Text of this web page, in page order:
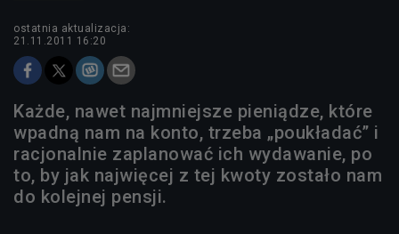
ostatnia aktualizacja:
21.11.2011 16:20
Każde, nawet najmniejsze pieniądze, które
wpadną nam na konto, trzeba „poukładać” i
racjonalnie zaplanować ich wydawanie, po
to, by jak najwięcej z tej kwoty zostało nam
do kolejnej pensji.